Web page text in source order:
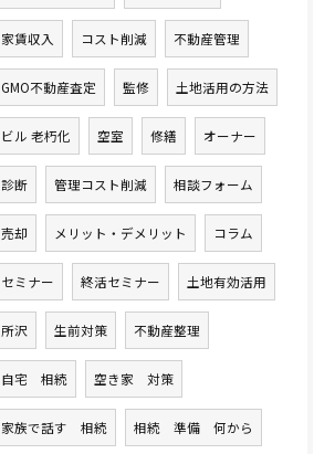
家賃収入 コスト削減 不動産管理
GMO不動産査定 監修 土地活用の方法
ビル 老朽化 空室 修繕 オーナー
診断 管理コスト削減 相談フォーム
売却 メリット・デメリット コラム
セミナー 終活セミナー 土地有効活用
所沢 生前対策 不動産整理
自宅 相続 空き家 対策
家族で話す 相続 相続 準備 何から